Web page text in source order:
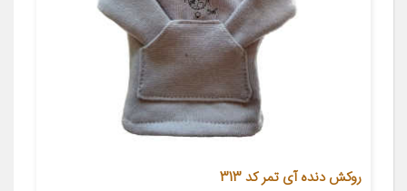
روکش دنده آی تمر کد 313